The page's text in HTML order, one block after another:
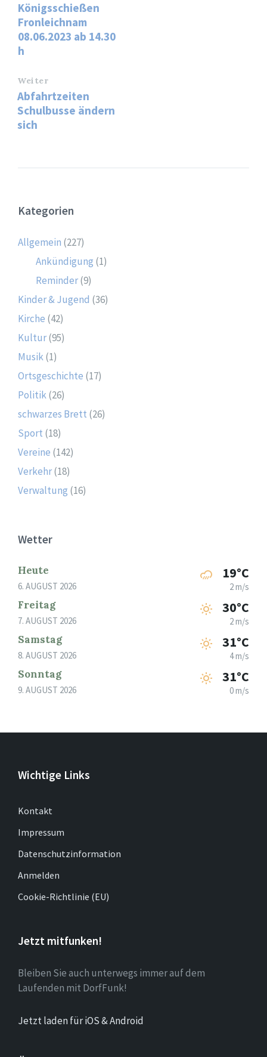
Königsschießen
Fronleichnam
08.06.2023 ab 14.30
h
Weiter
Abfahrtzeiten
Schulbusse ändern
sich
Kategorien
Allgemein (227)
Ankündigung (1)
Reminder(9)
Kinder & Jugend (36)
Kirche (42)
Kultur(95)
Musik(1)
Ortsgeschichte (17)
Politik(26)
schwarzes Brett (26)
Sport (18)
Vereine (142)
Verkehr(18)
Verwaltung (16)
Wetter
Heute
6. AUGUST 2026
19°C
2 m/s
Freitag
7. AUGUST 2026
30°C
2 m/s
Samstag
8. AUGUST 2026
31°C
4 m/s
Sonntag
9. AUGUST 2026
31°C
0 m/s
Wichtige Links
Kontakt
Impressum
Datenschutzinformation
Anmelden
Cookie-Richtlinie (EU)
Jetzt mitfunken!
Bleiben Sie auch unterwegs immer auf dem
Laufenden mit DorfFunk!
Jetzt laden für iOS & Android